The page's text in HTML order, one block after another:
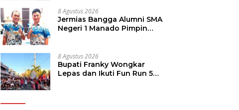
8 Agustus 2026
Jermias Bangga Alumni SMA
Negeri 1 Manado Pimpin
8 Agustus 2026
Bupati Franky Wongkar
Lepas dan Ikuti Fun Run 5K